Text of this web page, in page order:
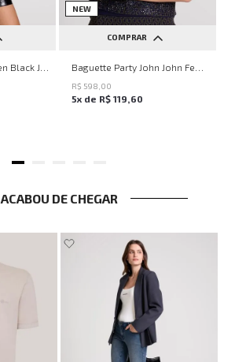
NEW
COMPRAR
UN
R$ 598 00
5x de R$ 119 60
ACABOU DE CHEGAR